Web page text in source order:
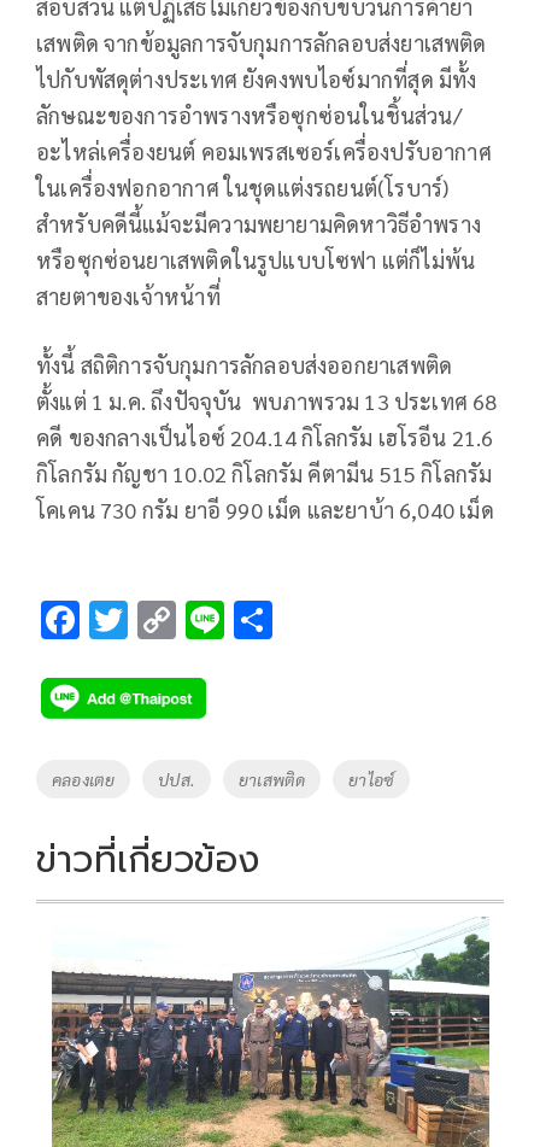
สอบสวน แต่ปฏิเสธไม่เกี่ยวข้องกับขบวนการค้ายา
เสพติด จากข้อมูลการจับกุมการลักลอบส่งยาเสพติด
ไปกับพัสดุต่างประเทศ ยังคงพบไอซ์มากที่สุด มีทั้ง
ลักษณะของการอำพรางหรือซุกซ่อนในชิ้นส่วน/
อะไหล่เครื่องยนต์ คอมเพรสเซอร์เครื่องปรับอากาศ
ในเครื่องฟอกอากาศ ในชุดแต่งรถยนต์(โรบาร์)
สำหรับคดีนี้แม้จะมีความพยายามคิดหาวิธีอำพราง
หรือซุกซ่อนยาเสพติดในรูปแบบโซฟา แต่ก็ไม่พ้น
สายตาของเจ้าหน้าที่
ทั้งนี้ สถิติการจับกุมการลักลอบส่งออกยาเสพติด
ตั้งแต่ 1 ม.ค. ถึงปัจจุบัน พบภาพรวม 13 ประเทศ 68
คดี ของกลางเป็นไอซ์ 204.14 กิโลกรัม เฮโรอีน 21.6
กิโลกรัม กัญชา 10.02 กิโลกรัม คีตามีน 515 กิโลกรัม
โคเคน 730 กรัม ยาอี 990 เม็ด และยาบ้า 6,040 เม็ด
F
e
b
o
k
T
tt
er
C
p
y
Li
k
Li
Tags
คลองเตย ปปส. ยาเสพติด ยาไอซ์
ข่าวที่เกี่ยวข้อง